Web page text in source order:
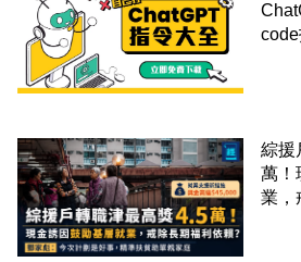
綜援
萬！
業，